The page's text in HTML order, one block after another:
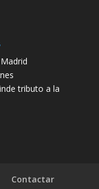
tributo a la
Contactar